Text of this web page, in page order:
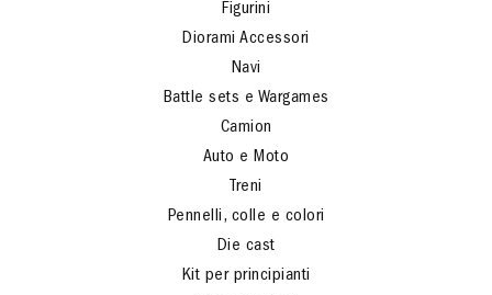
Figurini
Diorami Accessori
Navi
Battle sets e Wargames
Camion
Auto e Moto
Treni
Pennelli, colle e colori
Die cast
Kit per principianti